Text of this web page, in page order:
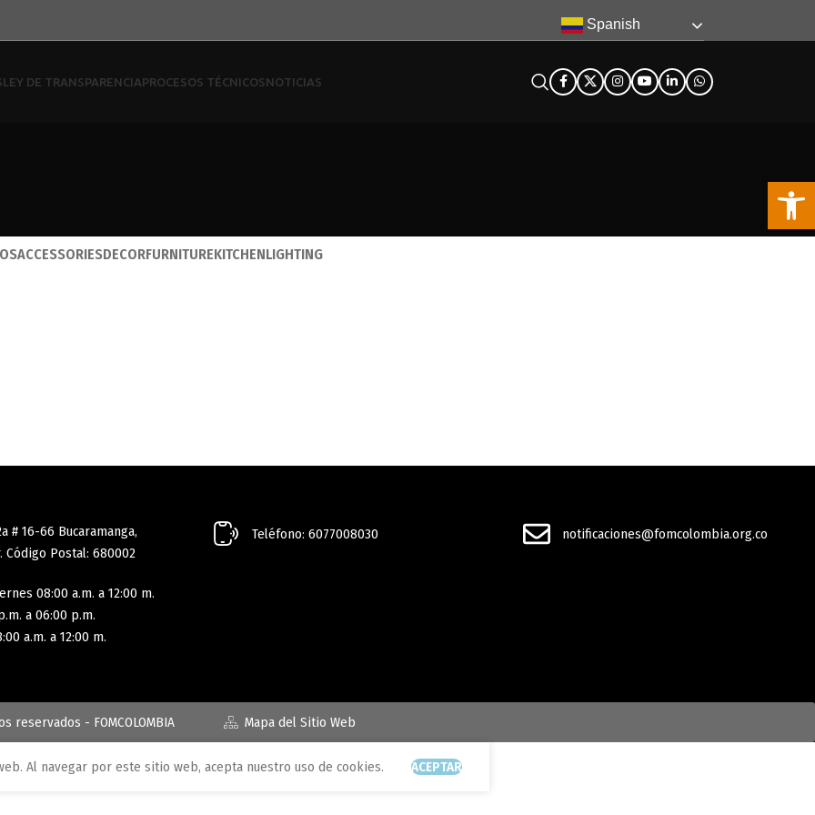
Abra
Spanish
LEY DE TRANSPARENCIAPROCESOS TÉCNICOSNOTICIAS
ACCESSORIESDECORFURNITUREKITCHENLIGHTING
# 16-66 Bucaramanga,
Código Postal: 680002
08:00 a.m. a 12:00 m.
a 06:00 p.m.
a.m. a 12:00 m.
Teléfono: 6077008030 notificaciones@fomcolombia.org.co
reservados - FOMCOLOMBIA Mapa del Sitio Web
Al navegar por este sitio web, acepta nuestro uso de cookies. ACEPTAR